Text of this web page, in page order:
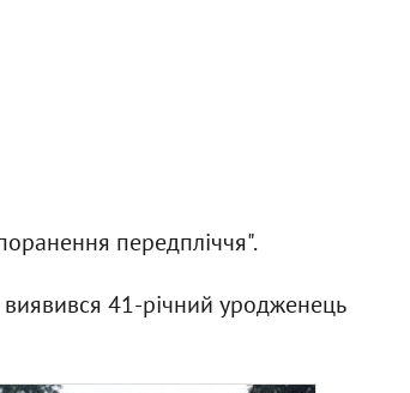
передпліччя".
41-річний уродженець